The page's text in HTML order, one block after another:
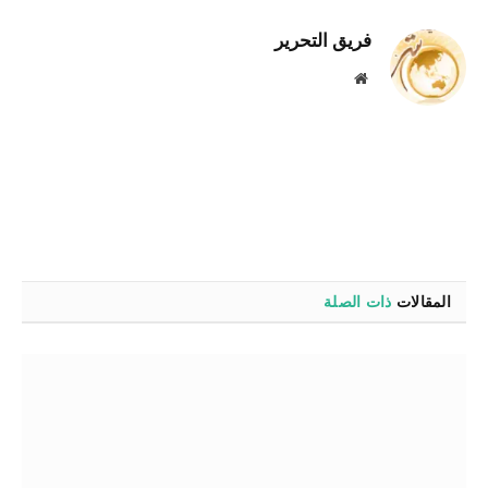
فريق التحرير
موقع
المقالات ذات الصلة